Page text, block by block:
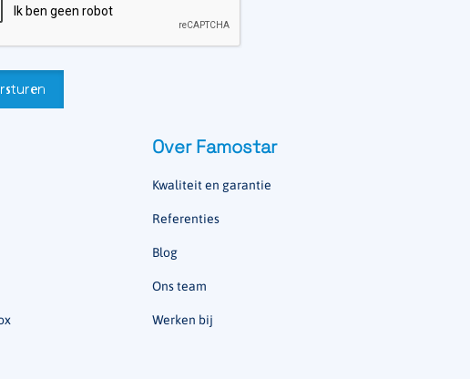
Over Famostar
Kwaliteit en garantie
Referenties
Blog
Ons team
Werken bij